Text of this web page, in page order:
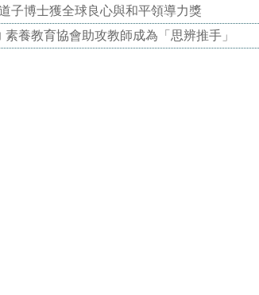
博士獲全球良心與和平領導力獎
養教育協會助攻教師成為「思辨推手」